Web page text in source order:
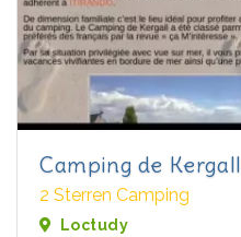
Camping de Kergall
2 Sterren Camping
Loctudy